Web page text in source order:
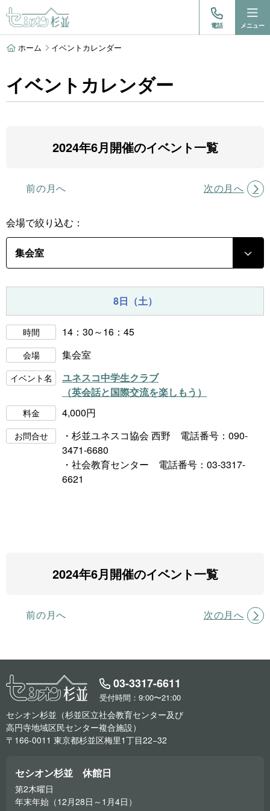
電話 メニュー
ホーム イベントカレンダー
イベントカレンダー
前の月へ
2024年6月開催のイベント一覧
次の月へ
会場で絞り込む：
8日（土）
時間 14：30～16：45
会場 集会室
イベント名
ユネスコ中学生クラブ
（英会話と国際交流を楽しもう）
料金 4,000円
お問合せ
・杉並ユネスコ協会 西野 電話番号：090-
3471-6680
・社会教育センター 電話番号：03-3317-
6621
前の月へ
2024年6月開催のイベント一覧
次の月へ
03-3317-6611
受付時間：9:00〜21:00
セシオン杉並（杉並区立社会教育センター及び
高円寺地域区民センター複合施設）
〒166-0011 東京都杉並区梅里1丁目22−32
セシオン杉並 休館日
第2木曜日
年末年始（12月28日～1月4日）